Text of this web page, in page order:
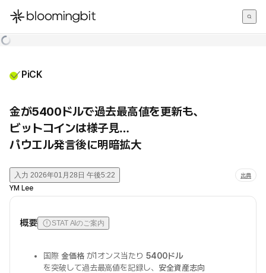
한국어
PiCK
金が5400ドルで過去最高値を更新も、
ビットコインは様子見…
パウエル発言後に明暗拡大
入力 2026年01月28日 午後5:22 出典
YM Lee
概要 STAT AIのご案内
国際 金価格が1オンス当たり 5400ドル
を突破して過去最高値を記録し、 安全資産志向